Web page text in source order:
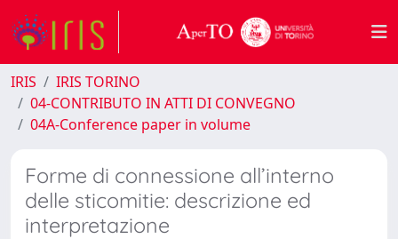
IRIS
IRIS TORINO
04-CONTRIBUTO IN ATTI DI CONVEGNO
04A-Conference paper in volume
Forme di connessione all’interno
delle sticomitie: descrizione ed
interpretazione